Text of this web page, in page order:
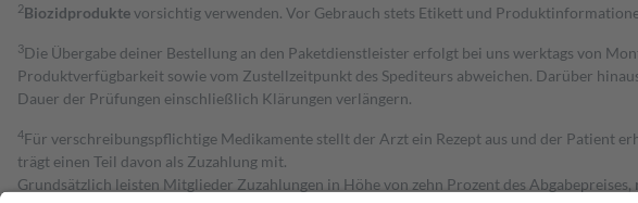
2Biozidproduktevorsichtig verwenden. Vor Gebrauch stets Etikett und
3Die Übergabe deiner Bestellung an den Paketdienstleister erfolgt bei uns werktags von
Produktverfügbarkeit sowie vom Zustellzeitpunkt des Spediteurs abweichen. Darüber
Dauer der Prüfungen einschließlich Klärungen verlängern.
4Für verschreibungspflichtige Medikamente stellt der Arzt ein Rezept aus und der Patient
trägt einen Teil davon als Zuzahlung mit.
Grundsätzlich leisten Mitglieder Zuzahlungen in Höhe von zehn Prozent des Abgabepreises,